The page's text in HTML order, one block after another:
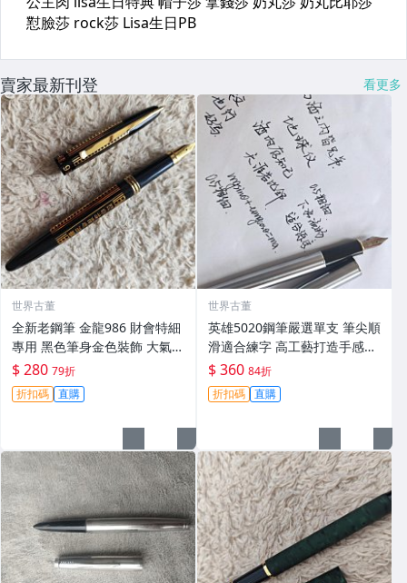
賣家最新刊登 看更多
世界古董
全新老鋼筆 金龍986 財會特細
專用 黑色筆身金色裝飾 大氣順
滑好寫 小明尖 筆夾輕微氧化
無損毫毛 新手舊藏共賞 財會鋼
筆 傳承工藝 滑動自如 古典風
$ 280 79折
折扣碼 直購
世界古董
英雄5020鋼筆嚴選單支 筆尖順
滑適合練字 高工藝打造手感佳
英雄5020 鋪筆 卡其色 鉑金鍍
工藝 經典款式 英雄5020 鋪筆
時尚經典 字體工整
$ 360 84折
折扣碼 直購